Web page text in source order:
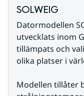
SOLWEIG
Datormodellen
utvecklats inom
tillämpats och
olika platser i
Modellen tillåter